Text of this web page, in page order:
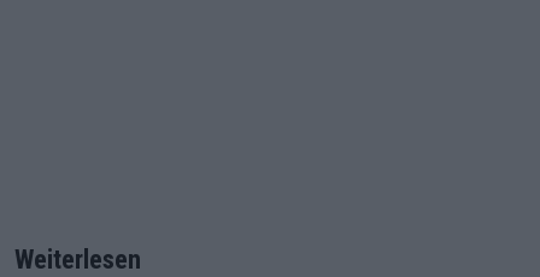
Weiterlesen